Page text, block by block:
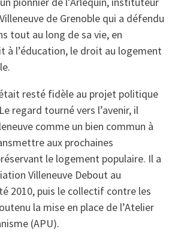
de Grenoble qui a défendu
tout au long de sa vie, en
à l’éducation, le droit au logement
resté fidèle au projet politique
regard tourné vers l’avenir, il
comme un bien commun à
aux prochaines
le logement populaire. Il a
Villeneuve Debout au
2010, puis le collectif contre les
la mise en place de l’Atelier
(APU).